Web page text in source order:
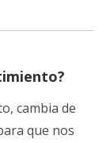
cambia de
que nos